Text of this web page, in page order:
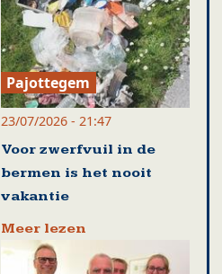
Pajottegem
23/07/2026 - 21:47
Voor zwerfvuil in de
bermen is het nooit
vakantie
Meer lezen